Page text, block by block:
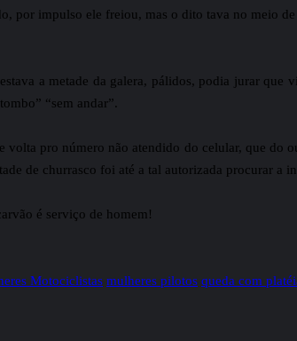
por impulso ele freiou, mas o dito tava no meio
a metade da galera, pálidos, podia jurar
“sem andar”.
pro número não atendido do celular, que do
de churrasco foi até a tal autorizada procurar a
é serviço de homem!
Motociclistas mulheres pilotos queda com